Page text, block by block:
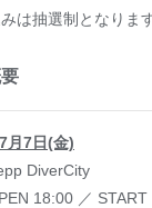
は抽選制となりま
月7日(金)
DiverCity
18:00 ／